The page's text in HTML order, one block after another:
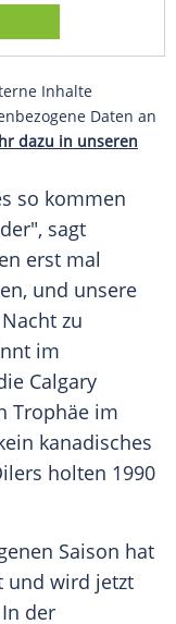
Inhalte
Daten an
dazu in unseren
so kommen
sagt
erst mal
und unsere
zu
im
Calgary
Trophäe im
kanadisches
holten 1990
Saison hat
und wird jetzt
der